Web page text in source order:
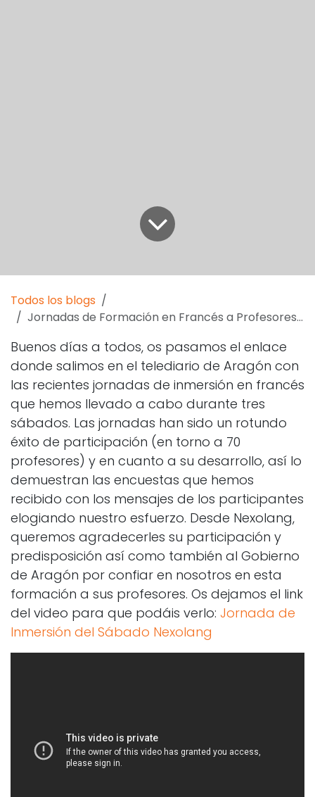
Todos los blogs
Jornadas de Formación en Francés a Profesores del Gobierno de Aragón
Buenos días a todos, os pasamos el enlace
donde salimos en el telediario de Aragón con
las recientes jornadas de inmersión en francés
que hemos llevado a cabo durante tres
sábados. Las jornadas han sido un rotundo
éxito de participación (en torno a 70
profesores) y en cuanto a su desarrollo, así lo
demuestran las encuestas que hemos
recibido con los mensajes de los participantes
elogiando nuestro esfuerzo. Desde Nexolang,
queremos agradecerles su participación y
predisposición así como también al Gobierno
de Aragón por confiar en nosotros en esta
formación a sus profesores. Os dejamos el link
del video para que podáis verlo: Jornada de
Inmersión del Sábado Nexolang